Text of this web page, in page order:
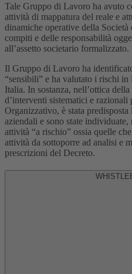
Tale Gruppo di Lavoro ha avuto
attività di mappatura del reale e
dinamiche operative della Società
compiti e delle responsabilità
all’assetto societario formalizzato.
Il Gruppo di Lavoro ha
“sensibili” e ha valutato i rischi
Italia. In sostanza, nell’ottica
d’interventi sistematici e
Organizzativo, è stata predisposta
aziendali e sono state individuate,
attività “a rischio” ossia quelle
attività da sottoporre ad analisi e
prescrizioni del Decreto.